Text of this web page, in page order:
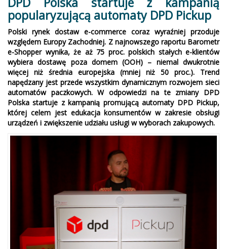
popularyzującą automaty DPD Pickup
Polski rynek dostaw e-commerce coraz wyraźniej przoduje
względem Europy Zachodniej. Z najnowszego raportu Barometr
e-Shopper wynika, że aż 75 proc. polskich stałych e-klientów
wybiera dostawę poza domem (OOH) – niemal dwukrotnie
więcej niż średnia europejska (mniej niż 50 proc.). Trend
napędzany jest przede wszystkim dynamicznym rozwojem sieci
automatów paczkowych. W odpowiedzi na te zmiany DPD
Polska startuje z kampanią promującą automaty DPD Pickup,
której celem jest edukacja konsumentów w zakresie obsługi
urządzeń i zwiększenie udziału usługi w wyborach zakupowych.